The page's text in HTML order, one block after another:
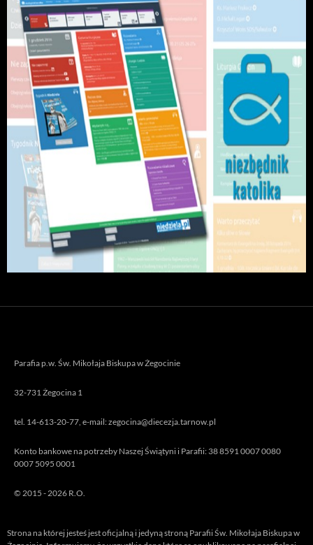
Parafia p.w. Św. Mikołaja Biskupa w Żegocinie
32-731 Żegocina 1
tel. 14-613-20-77, e-mail: zegocina@diecezja.tarnow.pl
Konto bankowe na potrzeby Naszej Świątyni i Parafii: 38 8591 0007 0080
0007 5095 0001
© 2015 - 2026 R.O.
Strona na której jesteś jest oficjalną i jedyną stroną Parafii Św. Mikołaja Biskupa w